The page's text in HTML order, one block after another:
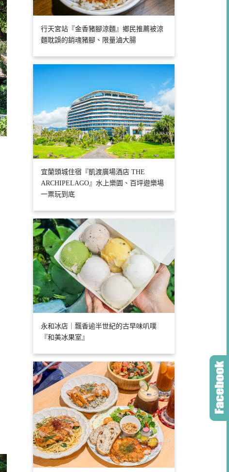
行天宮站『金香豬腳涼麵』鄉民推薦被涼
麵耽誤的銷魂豬腳、限量滷大腸
宜蘭頭城住宿『凱渡廣場酒店 THE
ARCHIPELAGO』水上樂園、百坪遊樂場
一票玩到底
永和冰店｜飄香逾半世紀的古早味叭噗
『和美冰果室』